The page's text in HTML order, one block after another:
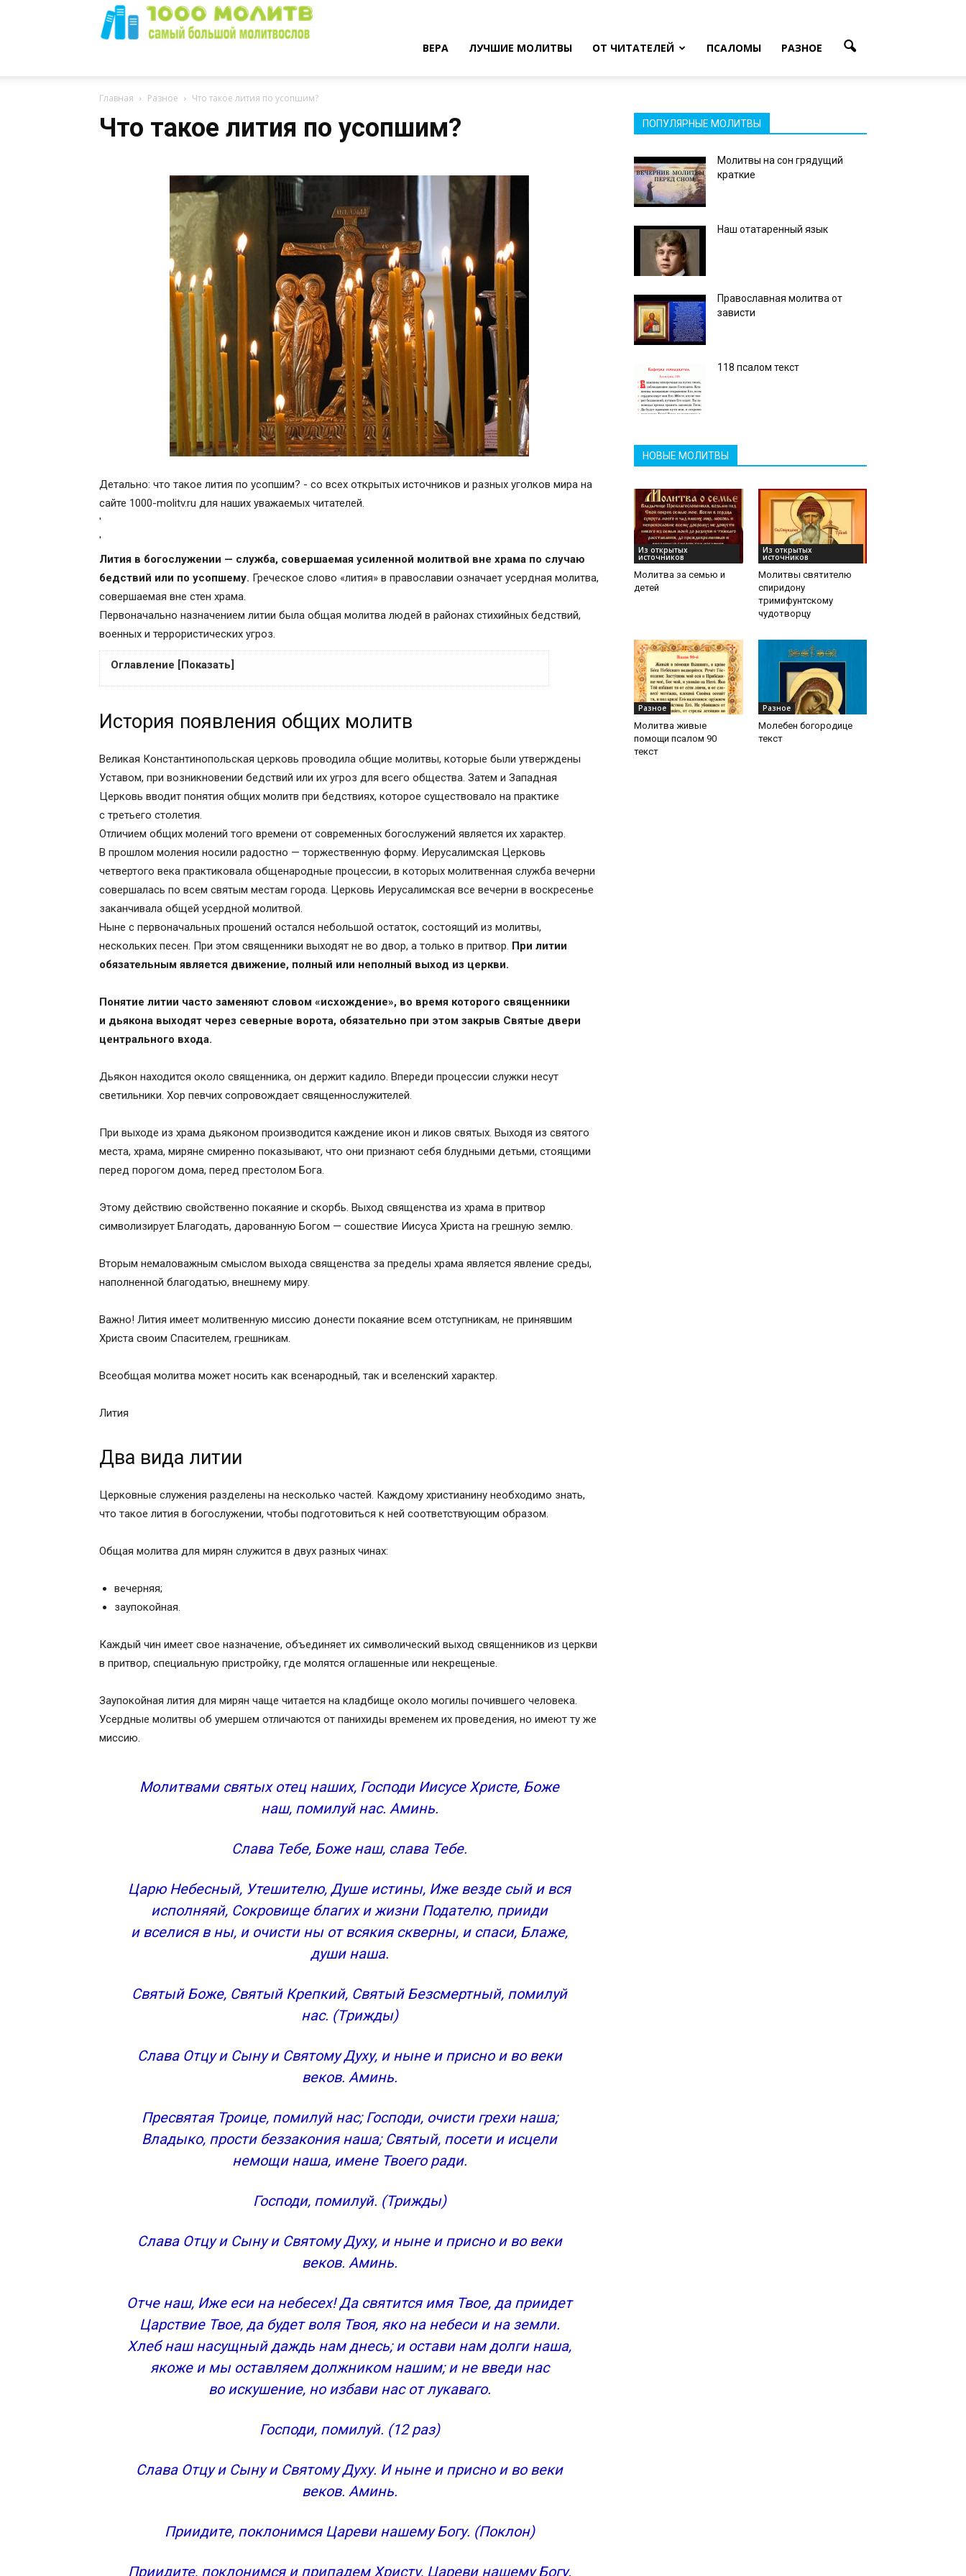
ВЕРА ЛУЧШИЕ МОЛИТВЫ ОТ ЧИТАТЕЛЕЙ ПСАЛОМЫ РАЗНОЕ
Главная Разное Что такое лития по усопшим?
Что такое лития по усопшим?
Детально: что такое лития по усопшим? - со всех открытых источников и разных уголков мира на
сайте 1000-molitv.ru для наших уважаемых читателей.
'
'
Лития в богослужении — служба, совершаемая усиленной молитвой вне храма по случаю
бедствий или по усопшему. Греческое слово «лития» в православии означает усердная молитва,
совершаемая вне стен храма.
Первоначально назначением литии была общая молитва людей в районах стихийных бедствий,
военных и террористических угроз.
Оглавление [Показать]
Два вида литии
Когда читается заупокойная лития
Отличие литии от панихиды
Поминовение усопших домашняя лития молитва
Что такое заупокойная лития?
Заупокойная лития на кладбище
Как молиться в дни поминовения.
МОЛИТВЫ ОБ УСОПШИХ
Иные популярные молитвы:
Об истории литии, совершаемой мирянином
Заупокойная лития
Лития на кладбище
Лития по усопшим является сильным оружием православного христианства
История появления общих молитв
Великая Константинопольская церковь проводила общие молитвы, которые были утверждены
Уставом, при возникновении бедствий или их угроз для всего общества. Затем и Западная
Церковь вводит понятия общих молитв при бедствиях, которое существовало на практике
с третьего столетия.
Отличием общих молений того времени от современных богослужений является их характер.
В прошлом моления носили радостно — торжественную форму. Иерусалимская Церковь
четвертого века практиковала общенародные процессии, в которых молитвенная служба вечерни
совершалась по всем святым местам города. Церковь Иерусалимская все вечерни в воскресенье
заканчивала общей усердной молитвой.
Ныне с первоначальных прошений остался небольшой остаток, состоящий из молитвы,
нескольких песен. При этом священники выходят не во двор, а только в притвор. При литии
обязательным является движение, полный или неполный выход из церкви.
Понятие литии часто заменяют словом «исхождение», во время которого священники
и дьякона выходят через северные ворота, обязательно при этом закрыв Святые двери
центрального входа.
Дьякон находится около священника, он держит кадило. Впереди процессии служки несут
светильники. Хор певчих сопровождает священнослужителей.
При выходе из храма дьяконом производится каждение икон и ликов святых. Выходя из святого
места, храма, миряне смиренно показывают, что они признают себя блудными детьми, стоящими
перед порогом дома, перед престолом Бога.
Этому действию свойственно покаяние и скорбь. Выход священства из храма в притвор
символизирует Благодать, дарованную Богом — сошествие Иисуса Христа на грешную землю.
Вторым немаловажным смыслом выхода священства за пределы храма является явление среды,
наполненной благодатью, внешнему миру.
Важно! Лития имеет молитвенную миссию донести покаяние всем отступникам, не принявшим
Христа своим Спасителем, грешникам.
Всеобщая молитва может носить как всенародный, так и вселенский характер.
Лития
Два вида литии
Церковные служения разделены на несколько частей. Каждому христианину необходимо знать,
что такое лития в богослужении, чтобы подготовиться к ней соответствующим образом.
Общая молитва для мирян служится в двух разных чинах:
вечерняя;
заупокойная.
Каждый чин имеет свое назначение, объединяет их символический выход священников из церкви
в притвор, специальную пристройку, где молятся оглашенные или некрещеные.
Заупокойная лития для мирян чаще читается на кладбище около могилы почившего человека.
Усердные молитвы об умершем отличаются от панихиды временем их проведения, но имеют ту же
миссию.
Молитвами святых отец наших, Господи Иисусе Христе, Боже
наш, помилуй нас. Аминь.
Слава Тебе, Боже наш, слава Тебе.
Царю Небесный, Утешителю, Душе истины, Иже везде сый и вся
исполняяй, Сокровище благих и жизни Подателю, прииди
и вселися в ны, и очисти ны от всякия скверны, и спаси, Блаже,
души наша.
Святый Боже, Святый Крепкий, Святый Безсмертный, помилуй
нас. (Tрижды)
Слава Отцу и Сыну и Святому Духу, и ныне и присно и во веки
веков. Аминь.
Пресвятая Троице, помилуй нас; Господи, очисти грехи наша;
Владыко, прости беззакония наша; Святый, посети и исцели
немощи наша, имене Твоего ради.
Господи, помилуй. (Трижды)
Слава Отцу и Сыну и Святому Духу, и ныне и присно и во веки
веков. Аминь.
Отче наш, Иже еси на небесех! Да святится имя Твое, да приидет
Царствие Твое, да будет воля Твоя, яко на небеси и на земли.
Хлеб наш насущный даждь нам днесь; и остави нам долги наша,
якоже и мы оставляем должником нашим; и не введи нас
во искушение, но избави нас от лукаваго.
Господи, помилуй. (12 раз)
Слава Отцу и Сыну и Святому Духу. И ныне и присно и во веки
веков. Аминь.
Приидите, поклонимся Цареви нашему Богу. (Поклон)
Приидите, поклонимся и припадем Христу, Цареви нашему Богу.
ПОПУЛЯРНЫЕ МОЛИТВЫ
Молитвы на сон грядущий
краткие
Наш отатаренный язык
Православная молитва от
зависти
118 псалом текст
НОВЫЕ МОЛИТВЫ
Из открытых
источников
Молитва за семью и
детей
Из открытых
источников
Молитвы святителю
спиридону
тримифунтскому
чудотворцу
Разное
Молитва живые
помощи псалом 90
текст
Разное
Молебен богородице
текст